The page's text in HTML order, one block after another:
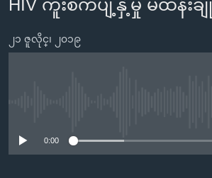
များ
ပင်မ
ပင်မ
တရုတ်
ရပ်ဝန်းတခု လမ်းတခု အလွန်
ရုပ်ရှင်ထဲက အင်္ဂလိပ်စာ
တီဗွီ
ရေဒီယို/တီဗွီအစီအစဉ်
HIV ကူးစက်ပျံ့နှံ့မှု မထိန်းခ
၂၁ ဇူလိုင္၊ ၂၀၁၉
0:00